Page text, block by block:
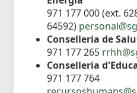
971 177 000 (ext.
64592)
Conselleria de
971 177 265
Conselleria
971 177 764